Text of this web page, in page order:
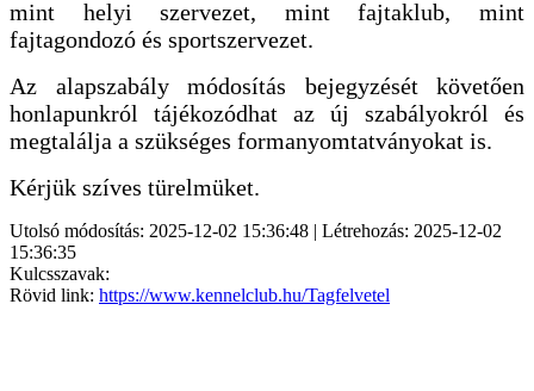
mint helyi szervezet, mint fajtaklub, mint
fajtagondozó és sportszervezet.
Az alapszabály módosítás bejegyzését követően
honlapunkról tájékozódhat az új szabályokról és
megtalálja a szükséges formanyomtatványokat is.
Kérjük szíves türelmüket.
Utolsó módosítás: 2025-12-02 15:36:48 | Létrehozás: 2025-12-02
15:36:35
Kulcsszavak:
Rövid link: https://www.kennelclub.hu/Tagfelvetel